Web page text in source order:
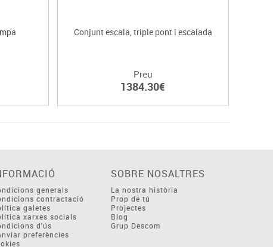
Conjunt escala, triple pont i escalada
Preu
1384.30€
generals
contractació
galetes
xarxes socials
d'ús
preferències
SOBRE NOSALTRES
La nostra història
Prop de tú
Projectes
Blog
Grup Descom